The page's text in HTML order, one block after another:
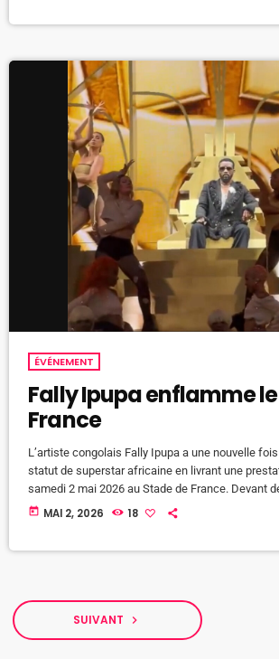
ÉVÉNEMENT
Fally Ipupa enflamme
France
L’artiste congolais Fally Ipupa a une nouvelle
statut de superstar africaine en livrant une
samedi 2 mai 2026 au Stade de France. Devant
venus de plusieurs pays, le chanteur a offert un
today MAI 2, 2026 18
SUIVANT navigate_next